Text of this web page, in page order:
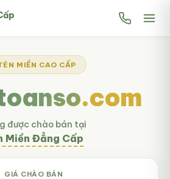
MIỀN CAO CẤP
.com
được chào bán tại
Miền Đẳng Cấp
GIÁ CHÀO BÁN